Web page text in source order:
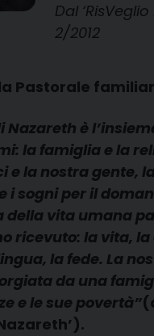
Dal
2/2012
Pastorale
Nazareth è
la famiglia e la
e la nostra gente,
i sogni per il
della vita umana
ricevuto: la vita, la
la fede. La
da una
e le sue povertà”(